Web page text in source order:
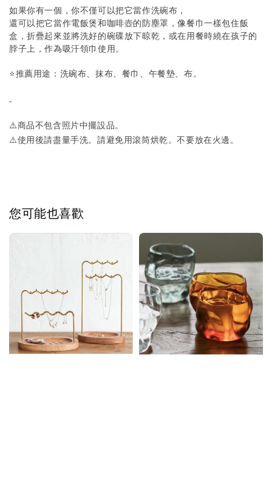
如果你有一個，你不僅可以把它當作洗碗布，
還可以把它當作電飯煲和咖啡壺的防塵罩，像餐巾一樣包住飯
盒，折疊起來並將洗好的碗碟放下晾乾，或在用餐時繞在孩子的
脖子上，作為吸汗領巾使用。
⭐️推薦用途：洗碗布、抹布、餐巾、午餐墊、布。
-
⚠️商品不包含照片中擺設品。
⚠️使用後請盡量手洗。請避免用滾筒烘乾。不要放在火邊。
您可能也喜歡